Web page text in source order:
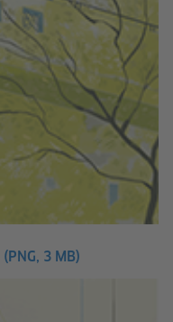
(PNG, 3 MB)